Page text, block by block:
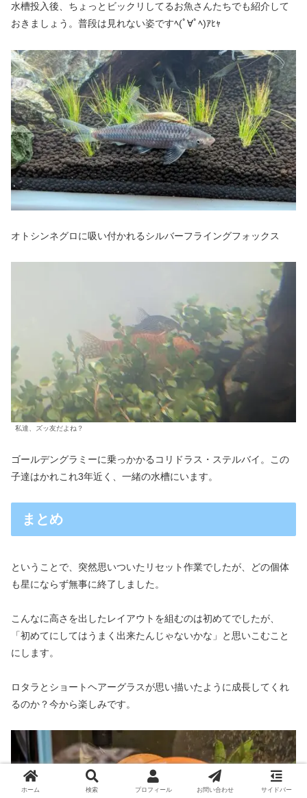
水槽投入後、ちょっとビックリしてるお魚さんたちでも紹介して
おきましょう。普段は見れない姿ですﾍ(ﾟ∀ﾟﾍ)ｱﾋｬ
オトシンネグロに吸い付かれるシルバーフライングフォックス
私達、ズッ友だよね？
ゴールデングラミーに乗っかかるコリドラス・ステルバイ。この
子達はかれこれ3年近く、一緒の水槽にいます。
まとめ
ということで、突然思いついたリセット作業でしたが、どの個体
も星にならず無事に終了しました。
こんなに高さを出したレイアウトを組むのは初めてでしたが、
「初めてにしてはうまく出来たんじゃないかな」と思いこむこと
にします。
ロタラとショートヘアーグラスが思い描いたように成長してくれ
るのか？今から楽しみです。
ホーム 検索 プロフィール お問い合わせ サイドバー